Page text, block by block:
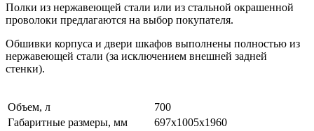
Полки из нержавеющей стали или из стальной окрашенной
проволоки предлагаются на выбор покупателя.
Обшивки корпуса и двери шкафов выполнены полностью из
нержавеющей стали (за исключением внешней задней
стенки).
Объем, л
700
Габаритные размеры, мм
697х1005х1960